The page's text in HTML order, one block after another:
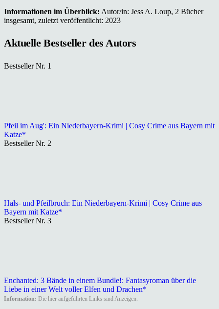
Informationen im Überblick: Autor/in: Jess A. Loup, 2 Bücher
insgesamt, zuletzt veröffentlicht: 2023
Aktuelle Bestseller des Autors
Bestseller Nr. 1
Pfeil im Aug': Ein Niederbayern-Krimi | Cosy Crime aus Bayern mit
Katze*
Bestseller Nr. 2
Hals- und Pfeilbruch: Ein Niederbayern-Krimi | Cosy Crime aus
Bayern mit Katze*
Bestseller Nr. 3
Enchanted: 3 Bände in einem Bundle!: Fantasyroman über die
Liebe in einer Welt voller Elfen und Drachen*
Information: Die hier aufgeführten Links sind Anzeigen.